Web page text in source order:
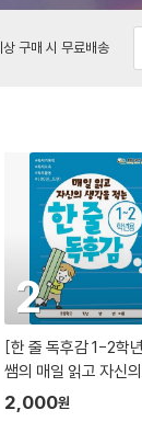
구매 시 무료배송
2
[한 줄 독후감 1-2학
쌤의 매일 읽고 자신
을 적는 100권 도전 독
록장_쏭쌤교육연구소
2,000원